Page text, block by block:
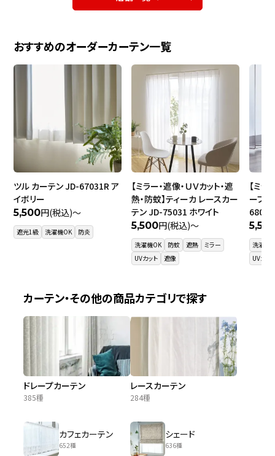
おすすめのオーダーカーテン一覧
ツル カーテン JD-67031R ア
イボリー
5,500円(税込)～
遮光1級 洗濯機OK 防炎
【ミラー・遮像・ＵＶカット・遮
熱・防蚊】ティーカ レースカー
テン JD-75031 ホワイト
5,500円(税込)～
洗濯機OK 防蚊 遮熱
ミラー
UVカット
遮像
【ミラ
ーブ
洗濯機
UVカッ
カーテン・その他の商品カテゴリで探す
ドレープカーテン
385種
レースカーテン
284種
カフェカーテン
652種
シェード
636種